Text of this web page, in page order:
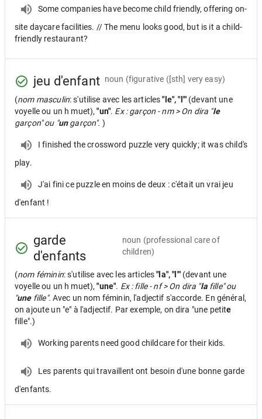
Some companies have become child friendly, offering on-
site daycare facilities. // The menu looks good, but is it a child-
friendly restaurant?
jeu d'enfant noun (figurative ([sth] very easy)
(nom masculin: s'utilise avec les articles"le", "l'" (devant une
voyelle ou un h muet),"un". Ex : garçon - nm > On dira "le
garçon" ou "ungarçon". )
I finished the crossword puzzle very quickly; it was child's
play.
J'ai fini ce puzzle en moins de deux : c'était un vrai jeu
d'enfant !
garde
d'enfants
noun (professional care of
children)
(nom féminin: s'utilise avec les articles"la", "l'" (devant une
voyelle ou un h muet),"une". Ex : fille - nf > On dira "lafille" ou
"unefille". Avec un nom féminin, l'adjectif s'accorde. En général,
on ajoute un "e" à l'adjectif. Par exemple, on dira "une petite
fille".)
Working parents need good childcare for their kids.
Les parents qui travaillent ont besoin d'une bonne garde
d'enfants.